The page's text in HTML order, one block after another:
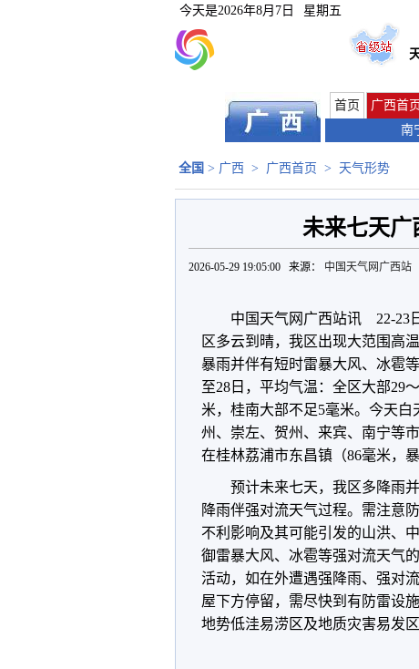
今天是2026年8月7日 星期五
首页 广西首页
南
全国 > 广西 > 广西首页 > 天气形势
未来七天广
2026-05-29 19:05:00 来源： 中国天气网广西站
中国天气网广西站讯 22-23
区多云到晴，我区出现大范围高
暴雨并伴有短时雷暴大风、冰雹
至28日，平均气温：全区大部29
米，桂南大部不足5毫米。今天
州、崇左、贺州、来宾、南宁等
在桂林荔浦市东昌镇（86毫米，暴
预计未来七天，我区多降雨
降雨伴强对流天气过程。需注意
不利影响及其可能引发的山洪、
御雷暴大风、冰雹等强对流天气
活动，如在外遭遇强降雨、强对
屋下方停留，需尽快到有防雷设
地势低洼易涝区及地质灾害易发区